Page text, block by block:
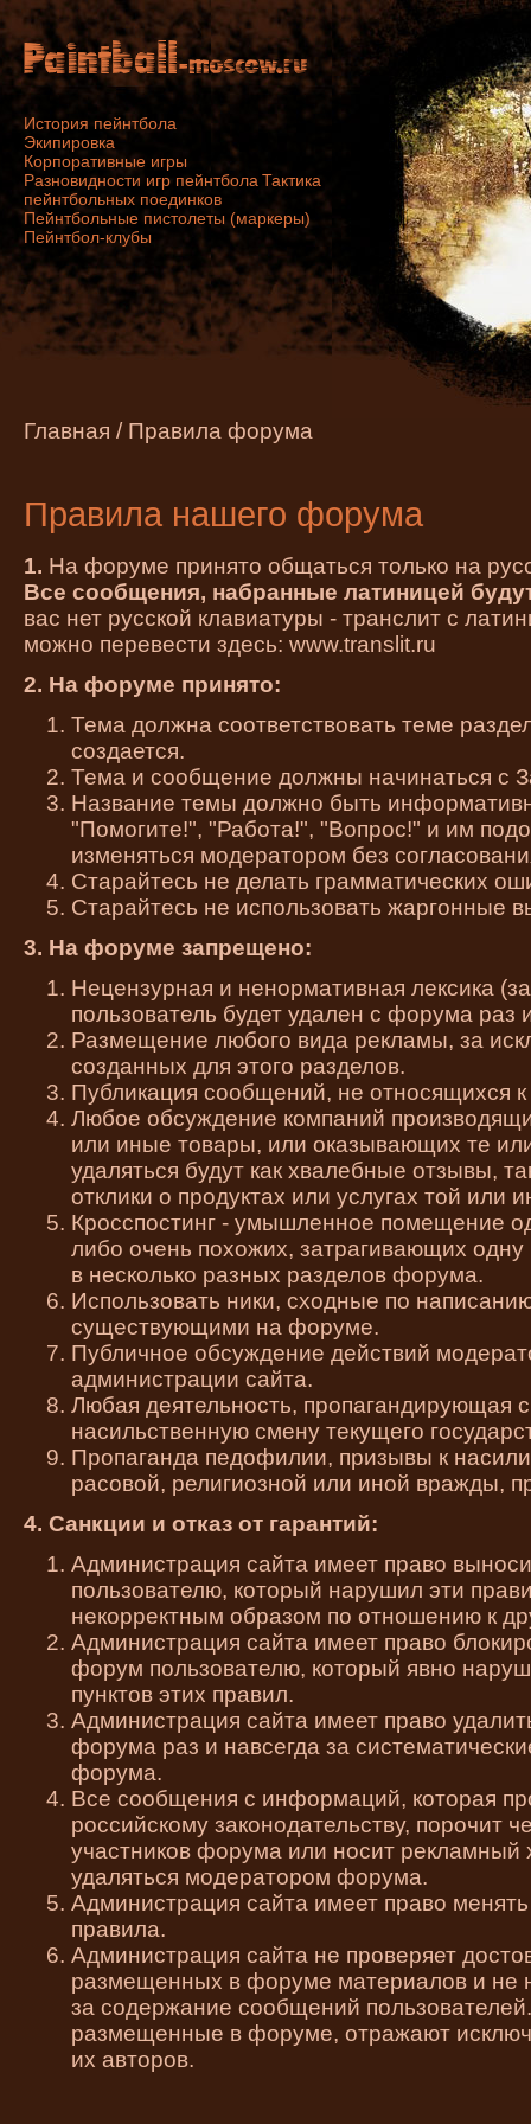
История пейнтбола
Экипировка
Корпоративные игры
Разновидности игр пейнтбола Тактика
пейнтбольных поединков
Пейнтбольные пистолеты (маркеры)
Пейнтбол-клубы
Главная / Правила форума
Правила нашего форума
1. На форуме принято общаться только на
Все сообщения, набранные латиницей
вас нет русской клавиатуры - транслит с
можно перевести здесь: www.translit.ru
2. На форуме принято:
Тема должна соответствовать теме
создается.
Тема и сообщение должны начинаться с
Название темы должно быть
"Помогите!", "Работа!", "Вопрос!" и им
изменяться модератором без
Старайтесь не делать грамматических
Старайтесь не использовать жаргонные
3. На форуме запрещено:
Нецензурная и ненормативная лексика
пользователь будет удален с форума раз
Размещение любого вида рекламы, за
созданных для этого разделов.
Публикация сообщений, не относящихся
Любое обсуждение компаний
или иные товары, или оказывающих те
удаляться будут как хвалебные отзывы,
отклики о продуктах или услугах той или
Кросспостинг - умышленное помещение
либо очень похожих, затрагивающих
в несколько разных разделов форума.
Использовать ники, сходные по
существующими на форуме.
Публичное обсуждение действий
администрации сайта.
Любая деятельность, пропагандирующая
насильственную смену текущего
Пропаганда педофилии, призывы к
расовой, религиозной или иной вражды,
4. Санкции и отказ от гарантий:
Администрация сайта имеет право
пользователю, который нарушил эти
некорректным образом по отношению к
Администрация сайта имеет право
форум пользователю, который явно
пунктов этих правил.
Администрация сайта имеет право
форума раз и навсегда за
форума.
Все сообщения с информаций, которая
российскому законодательству, порочит
участников форума или носит рекламный
удаляться модератором форума.
Администрация сайта имеет право
правила.
Администрация сайта не проверяет
размещенных в форуме материалов и не
за содержание сообщений
размещенные в форуме, отражают
их авторов.